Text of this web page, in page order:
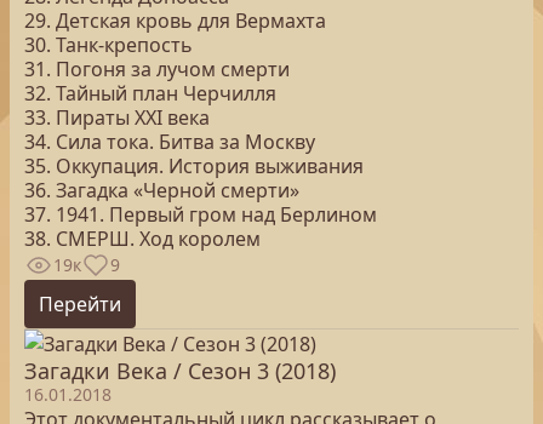
29. Детская кровь для Вермахта
30. Танк-крепость
31. Погоня за лучом смерти
32. Тайный план Черчилля
33. Пираты ХХI века
34. Сила тока. Битва за Москву
35. Оккупация. История выживания
36. Загадка «Черной смерти»
37. 1941. Первый гром над Берлином
38. СМЕРШ. Ход королем
19к 9
Перейти
Загадки Века / Сезон 3 (2018)
16.01.2018